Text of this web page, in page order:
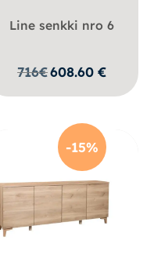
Line senkki nro 6
716€608.60€
-15%